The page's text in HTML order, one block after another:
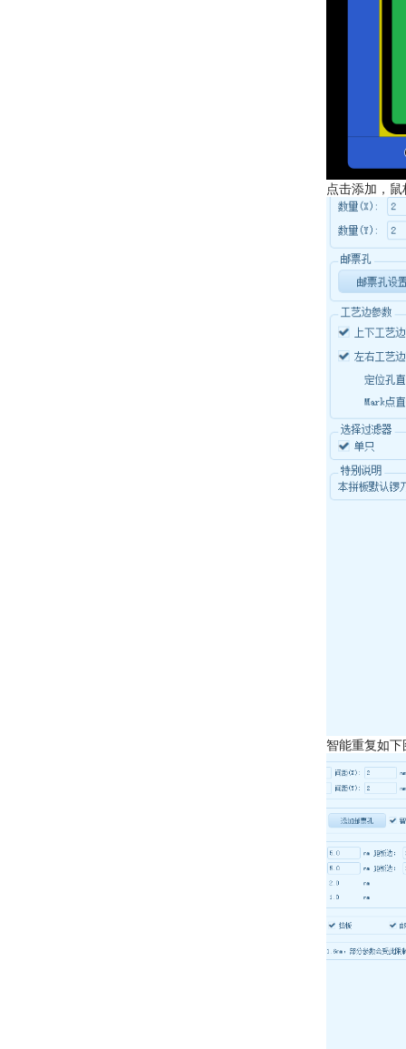
点击添加，
智能重复如